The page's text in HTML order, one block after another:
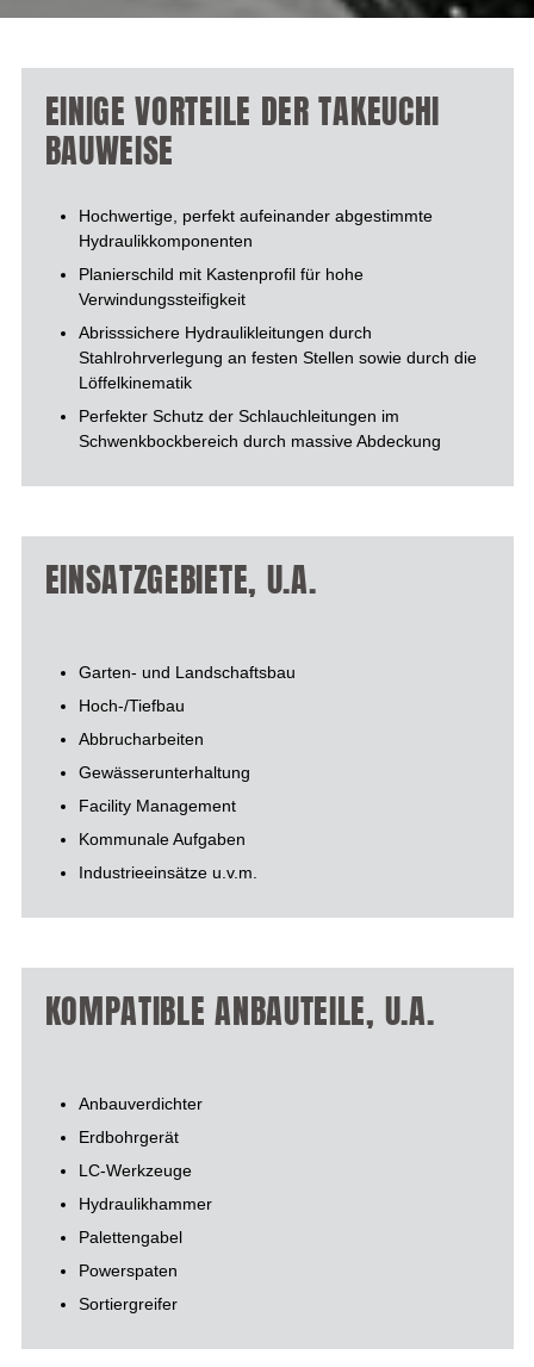
EINIGE VORTEILE DER TAKEUCHI
BAUWEISE
Hochwertige, perfekt aufeinander abgestimmte
Hydraulikkomponenten
Planierschild mit Kastenprofil für hohe
Verwindungssteifigkeit
Abrisssichere Hydraulikleitungen durch
Stahlrohrverlegung an festen Stellen sowie durch die
Löffelkinematik
Perfekter Schutz der Schlauchleitungen im
Schwenkbockbereich durch massive Abdeckung
EINSATZGEBIETE, U.A.
Garten- und Landschaftsbau
Hoch-/Tiefbau
Abbrucharbeiten
Gewässerunterhaltung
Facility Management
Kommunale Aufgaben
Industrieeinsätze u.v.m.
KOMPATIBLE ANBAUTEILE, U.A.
Anbauverdichter
Erdbohrgerät
LC-Werkzeuge
Hydraulikhammer
Palettengabel
Powerspaten
Sortiergreifer